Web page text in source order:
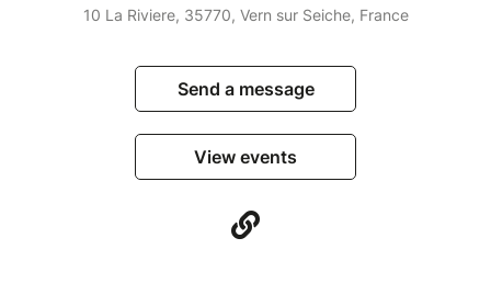
10 La Riviere, 35770, Vern sur Seiche, France
Send a message
View events